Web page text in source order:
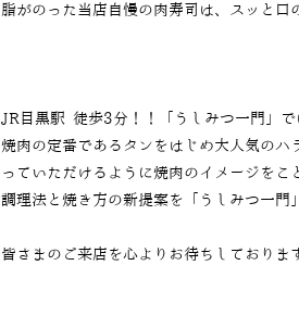
脂がのった当店自慢の肉寿司は、スッと口
JR目黒駅 徒歩3分！！「うしみつ一門」で
焼肉の定番であるタンをはじめ大人気の
っていただけるように焼肉のイメージをこ
調理法と焼き方の新提案を「うしみつ一門
皆さまのご来店を心よりお待ちしておりま